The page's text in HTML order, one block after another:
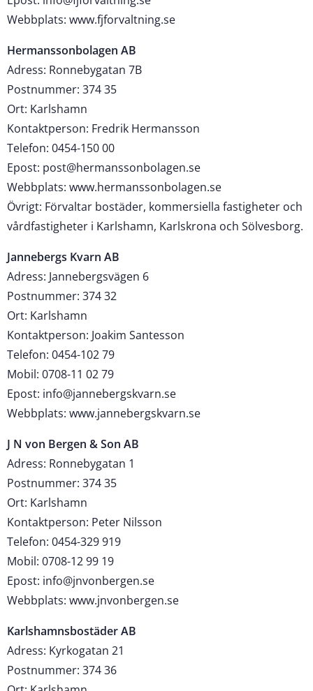
Webbplats: www.fjforvaltning.se
Hermanssonbolagen AB
Adress: Ronnebygatan 7B
Postnummer: 374 35
Ort: Karlshamn
Kontaktperson: Fredrik Hermansson
Telefon: 0454-150 00
Epost: post@hermanssonbolagen.se
Webbplats: www.hermanssonbolagen.se
Övrigt: Förvaltar bostäder, kommersiella fastigheter och
vårdfastigheter i Karlshamn, Karlskrona och Sölvesborg.
Jannebergs Kvarn AB
Adress: Jannebergsvägen 6
Postnummer: 374 32
Ort: Karlshamn
Kontaktperson: Joakim Santesson
Telefon: 0454-102 79
Mobil: 0708-11 02 79
Epost: info@jannebergskvarn.se
Webbplats: www.jannebergskvarn.se
J N von Bergen & Son AB
Adress: Ronnebygatan 1
Postnummer: 374 35
Ort: Karlshamn
Kontaktperson: Peter Nilsson
Telefon: 0454-329 919
Mobil: 0708-12 99 19
Epost: info@jnvonbergen.se
Webbplats: www.jnvonbergen.se
Karlshamnsbostäder AB
Adress: Kyrkogatan 21
Postnummer: 374 36